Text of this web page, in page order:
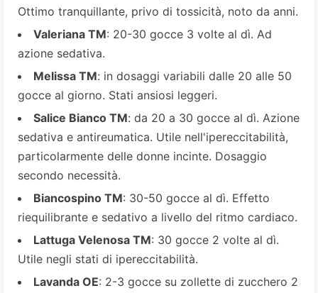
Ottimo tranquillante, privo di tossicità, noto da anni.
Valeriana TM: 20-30 gocce 3 volte al dì. Ad
azione sedativa.
Melissa TM: in dosaggi variabili dalle 20 alle 50
gocce al giorno. Stati ansiosi leggeri.
Salice Bianco TM: da 20 a 30 gocce al dì. Azione
sedativa e antireumatica. Utile nell'ipereccitabilità,
particolarmente delle donne incinte. Dosaggio
secondo necessità.
Biancospino TM: 30-50 gocce al dì. Effetto
riequilibrante e sedativo a livello del ritmo cardiaco.
Lattuga Velenosa TM: 30 gocce 2 volte al dì.
Utile negli stati di ipereccitabilità.
Lavanda OE: 2-3 gocce su zollette di zucchero 2